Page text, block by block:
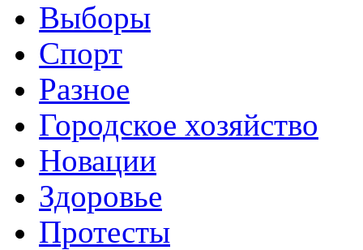
Выборы
Спорт
Разное
Городское хозяйство
Новации
Здоровье
Протесты